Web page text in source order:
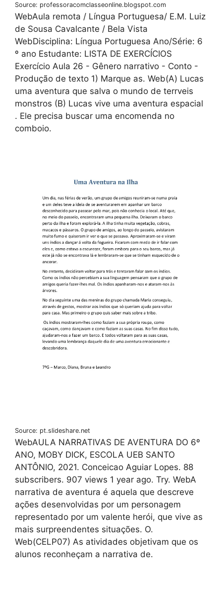
Source: professoracomclasseonline.blogspot.com
WebAula remota / Língua Portuguesa/ E.M. Luiz
de Sousa Cavalcante / Bela Vista
WebDisciplina: Língua Portuguesa Ano/Série: 6
º ano Estudante: LISTA DE EXERCÍCIOS
Exercício Aula 26 - Gênero narrativo - Conto -
Produção de texto 1) Marque as. Web(A) Lucas
uma aventura que salva o mundo de terrveis
monstros (B) Lucas vive uma aventura espacial
. Ele precisa buscar uma encomenda no
comboio.
Source: pt.slideshare.net
WebAULA NARRATIVAS DE AVENTURA DO 6º
ANO, MOBY DICK, ESCOLA UEB SANTO
ANTÔNIO, 2021. Conceicao Aguiar Lopes. 88
subscribers. 907 views 1 year ago. Try. WebA
narrativa de aventura é aquela que descreve
ações desenvolvidas por um personagem
representado por um valente herói, que vive as
mais surpreendentes situações. O.
Web(CELP07) As atividades objetivam que os
alunos reconheçam a narrativa de.